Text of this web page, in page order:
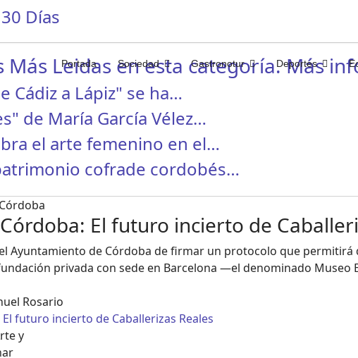
Portada Sociedad Gastronotur Deportes
Más Leidas en esta categoría. Más
Cádiz a Lápiz" se ha…
de María García Vélez…
el arte femenino en el…
cofrade cordobés…
El futuro incierto de
Ayuntamiento de Córdoba de firmar un protocolo que permitirá
privada con sede en Barcelona —el denominado
Rosario
futuro incierto de Caballerizas Reales